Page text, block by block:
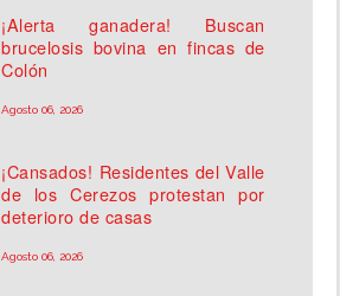
¡Alerta ganadera! Buscan
brucelosis bovina en fincas de
Colón
Agosto 06, 2026
¡Cansados! Residentes del Valle
de los Cerezos protestan por
deterioro de casas
Agosto 06, 2026